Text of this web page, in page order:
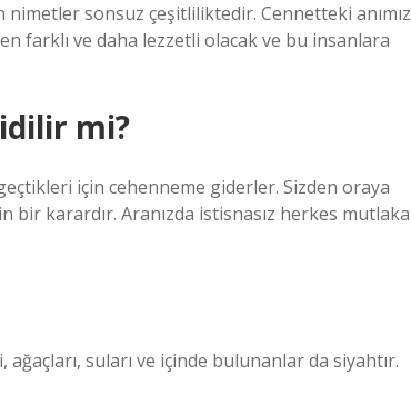
sonsuz çeşitliliktedir. Cennetteki anımız
farklı ve daha lezzetli olacak ve bu insanlara
mi?
için cehenneme giderler. Sizden oraya
karardır. Aranızda istisnasız herkes mutlaka
suları ve içinde bulunanlar da siyahtır.